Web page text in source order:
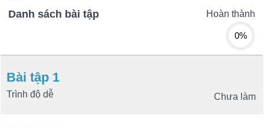
Danh sách bài tập Hoàn thành
0%
Bài tập 1
Chưa làm
Trình độ dễ